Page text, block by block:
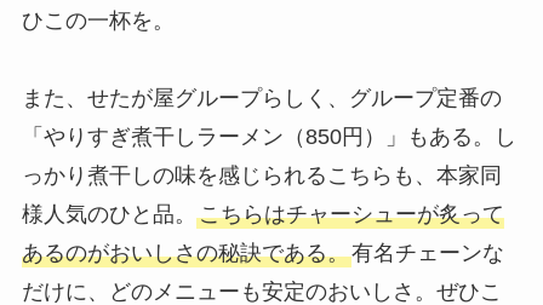
ひこの一杯を。
また、せたが屋グループらしく、グループ定番の
「やりすぎ煮干しラーメン（850円）」もある。し
っかり煮干しの味を感じられるこちらも、本家同
様人気のひと品。 こちらはチャーシューが炙って
あるのがおいしさの秘訣である。有名チェーンな
だけに、どのメニューも安定のおいしさ。ぜひこ